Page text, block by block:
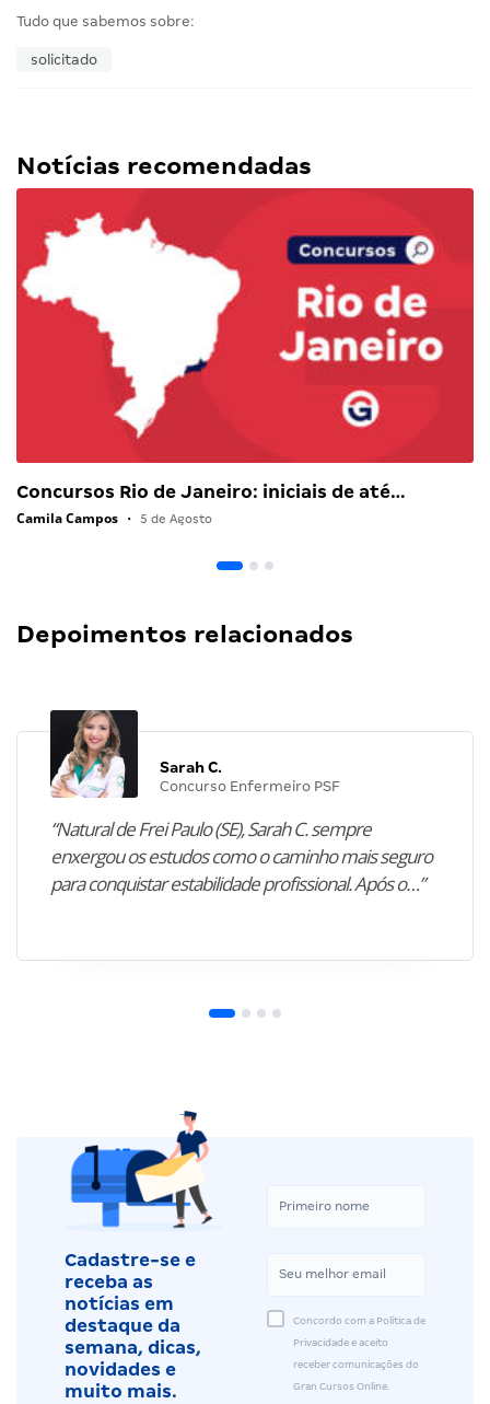
Tudo que sabemos sobre:
solicitado
Notícias recomendadas
Concursos Rio de Janeiro: iniciais de até…
Camila Campos • 5 de Agosto
Depoimentos relacionados
Sarah C.
Concurso Enfermeiro PSF
“Natural de Frei Paulo (SE), Sarah C. sempre
enxergou os estudos como o caminho mais seguro
para conquistar estabilidade profissional. Após o…”
Cadastre-se e
receba as
notícias em
destaque da
semana, dicas,
novidades e
muito mais.
Concordo com a Política de
Privacidade e aceito
receber comunicações do
Gran Cursos Online.